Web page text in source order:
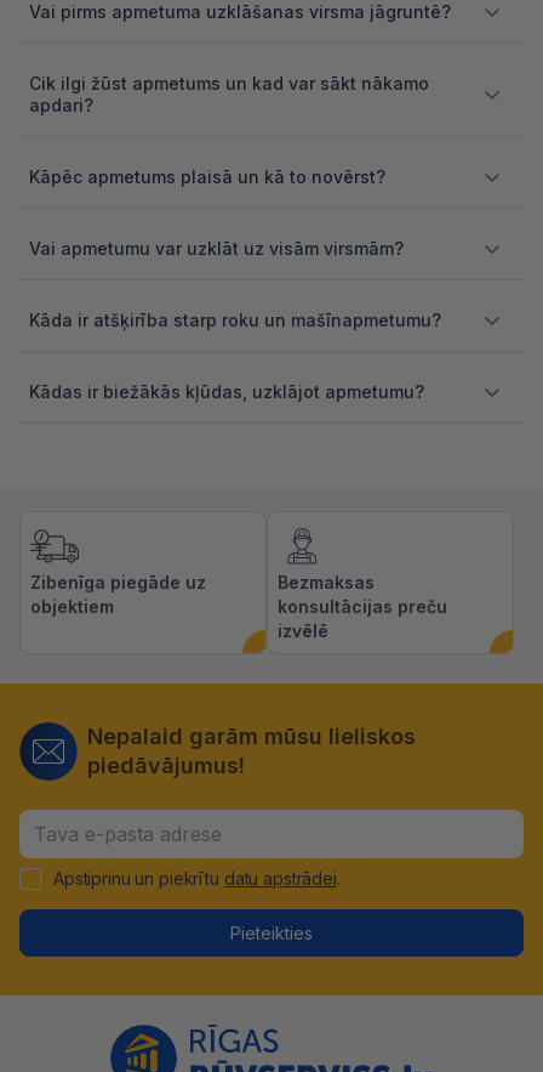
Vai pirms apmetuma uzklāšanas virsma jāgruntē?
Cik ilgi žūst apmetums un kad var sākt nākamo
apdari?
Kāpēc apmetums plaisā un kā to novērst?
Vai apmetumu var uzklāt uz visām virsmām?
Kāda ir atšķirība starp roku un mašīnapmetumu?
Kādas ir biežākās kļūdas, uzklājot apmetumu?
Zibenīga piegāde uz
objektiem
Bezmaksas
konsultācijas preču
izvēlē
Nepalaid garām mūsu lieliskos
piedāvājumus!
Apstiprinu un piekrītu datu apstrādei.
Pieteikties